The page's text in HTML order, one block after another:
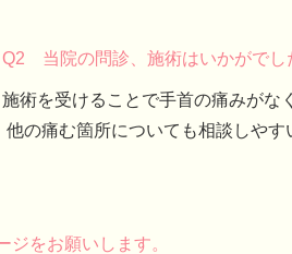
Q2 当院の問診、施術はいかがでし
施術を受けることで手首の痛みがな
の痛む箇所についても相談しやす
をお願いします。